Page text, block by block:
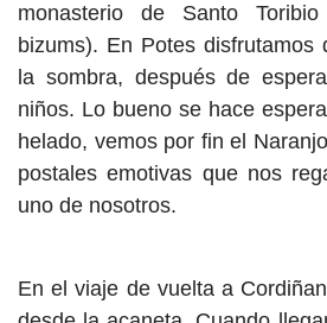
monasterio de Santo
bizums). En Potes
la sombra, después de
niños. Lo bueno se hace
helado, vemos por fin el
postales emotivas que nos
uno de nosotros.
En el viaje de vuelta a